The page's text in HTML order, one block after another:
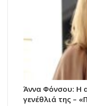
Άννα Φόνσου: Η
γενέθλιά της –